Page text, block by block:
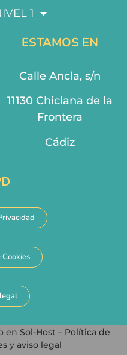
1
ESTAMOS EN
Calle Ancla, s/n
11130 Chiclana de la
Frontera
Cádiz
en Sol-Host – Política de
y aviso legal